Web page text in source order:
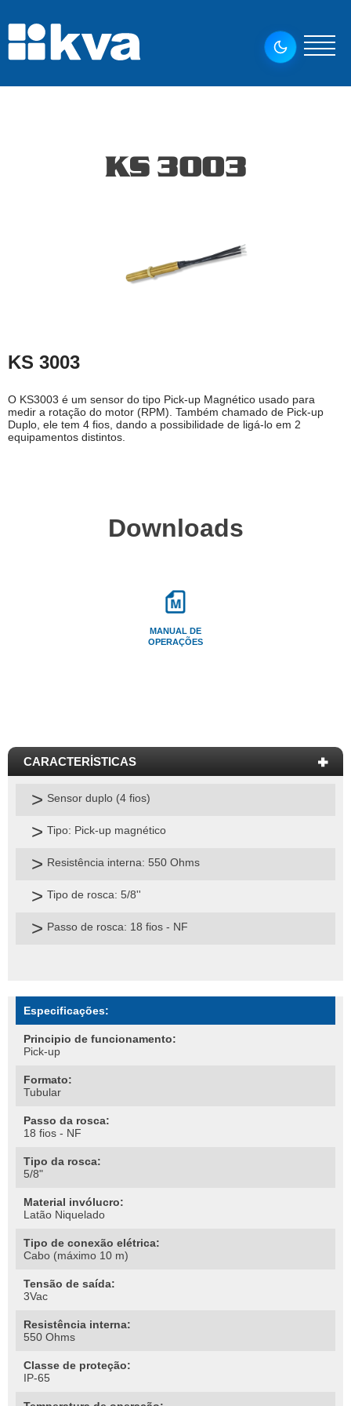
KS 3003
KS 3003
O KS3003 é um sensor do tipo Pick-up Magnético usado para
medir a rotação do motor (RPM). Também chamado de Pick-up
Duplo, ele tem 4 fios, dando a possibilidade de ligá-lo em 2
equipamentos distintos.
Downloads
MANUAL DE
OPERAÇÕES
Sensor duplo (4 fios)
Tipo: Pick-up magnético
Resistência interna: 550 Ohms
Tipo de rosca: 5/8''
Passo de rosca: 18 fios - NF
Especificações:
Principio de funcionamento:
Pick-up
Formato:
Tubular
Passo da rosca:
18 fios - NF
Tipo da rosca:
5/8"
Material invólucro:
Latão Niquelado
Tipo de conexão elétrica:
Cabo (máximo 10 m)
Tensão de saída:
3Vac
Resistência interna:
550 Ohms
Classe de proteção:
IP-65